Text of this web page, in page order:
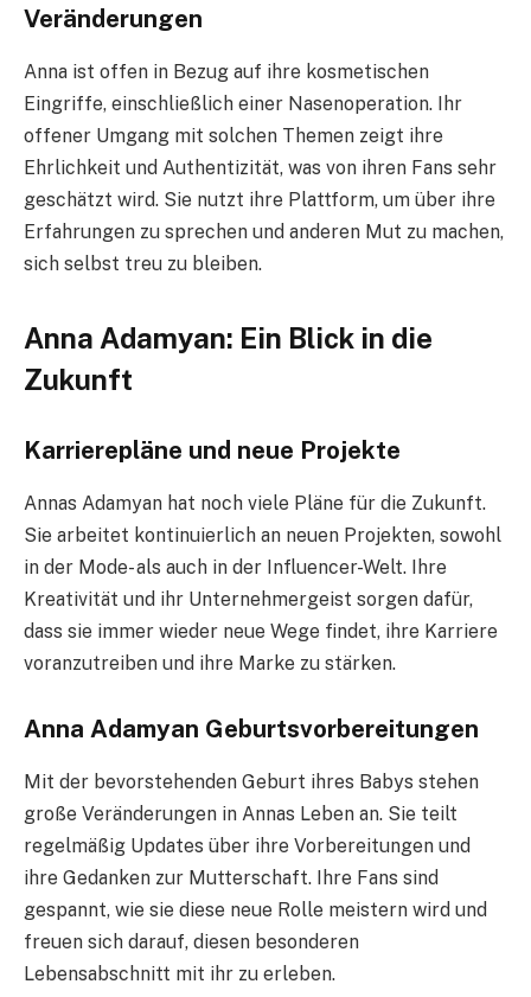
Veränderungen
Anna ist offen in Bezug auf ihre kosmetischen
Eingriffe, einschließlich einer Nasenoperation. Ihr
offener Umgang mit solchen Themen zeigt ihre
Ehrlichkeit und Authentizität, was von ihren Fans sehr
geschätzt wird. Sie nutzt ihre Plattform, um über ihre
Erfahrungen zu sprechen und anderen Mut zu machen,
sich selbst treu zu bleiben.
Anna Adamyan: Ein Blick in die
Zukunft
Karrierepläne und neue Projekte
Annas Adamyan hat noch viele Pläne für die Zukunft.
Sie arbeitet kontinuierlich an neuen Projekten, sowohl
in der Mode- als auch in der Influencer-Welt. Ihre
Kreativität und ihr Unternehmergeist sorgen dafür,
dass sie immer wieder neue Wege findet, ihre Karriere
voranzutreiben und ihre Marke zu stärken.
Anna Adamyan Geburtsvorbereitungen
Mit der bevorstehenden Geburt ihres Babys stehen
große Veränderungen in Annas Leben an. Sie teilt
regelmäßig Updates über ihre Vorbereitungen und
ihre Gedanken zur Mutterschaft. Ihre Fans sind
gespannt, wie sie diese neue Rolle meistern wird und
freuen sich darauf, diesen besonderen
Lebensabschnitt mit ihr zu erleben.